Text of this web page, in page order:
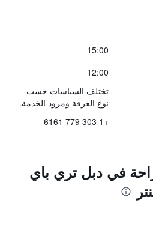
15:00
12:00
تختلف السياسات حسب
نوع الغرفة ومزود الخدمة.
+1 303 779 6161
في دبل تري باي